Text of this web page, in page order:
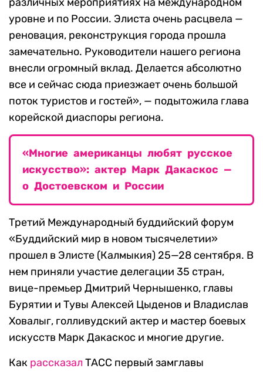
уровне и по России. Элиста очень расцвела —
реновация, реконструкция города прошла
замечательно. Руководители нашего региона
внесли огромный вклад. Делается абсолютно
все и сейчас сюда приезжает очень большой
поток туристов и гостей», — подытожила глава
корейской диаспоры региона.
«Многие американцы любят русское
искусство»: актер Марк Дакаскос —
о Достоевском и России
Третий Международный буддийский форум
«Буддийский мир в новом тысячелетии»
прошел в Элисте (Калмыкия) 25—28 сентября. В
нем приняли участие делегации 35 стран,
вице-премьер Дмитрий Чернышенко, главы
Бурятии и Тувы Алексей Цыденов и Владислав
Ховалыг, голливудский актер и мастер боевых
искусств Марк Дакаскос и многие другие.
Как рассказал ТАСС первый замглавы